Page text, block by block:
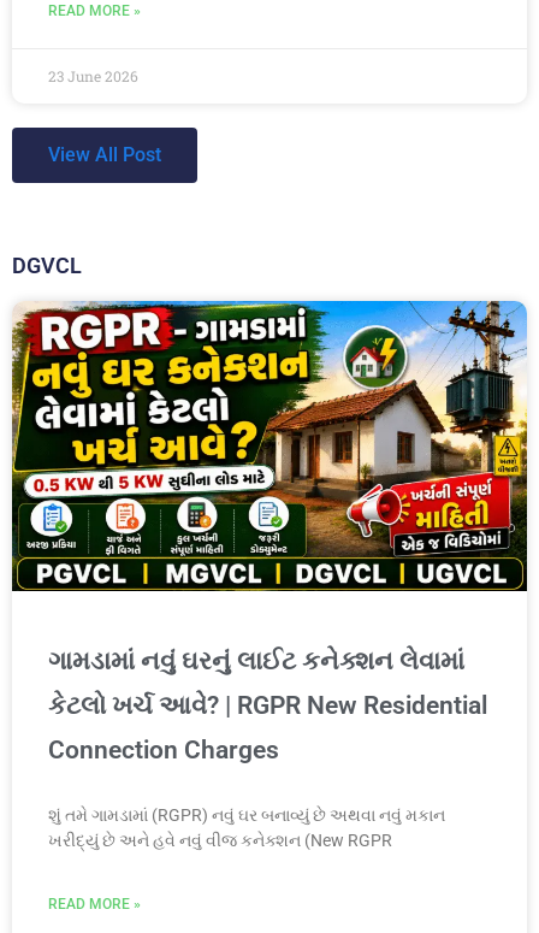
READ MORE »
23 June 2026
View All Post
DGVCL
ગામડામાં નવું ઘરનું લાઈટ કનેક્શન લેવામાં
કેટલો ખર્ચ આવે? | RGPR New Residential
Connection Charges
શું તમે ગામડામાં (RGPR) નવું ઘર બનાવ્યું છે અથવા નવું મકાન
ખરીદ્યું છે અને હવે નવું વીજ કનેક્શન (New RGPR
READ MORE »